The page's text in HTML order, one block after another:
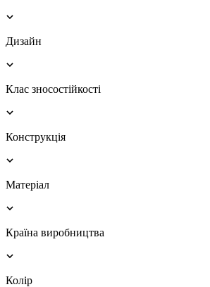
Дизайн
Клас зносостійкості
Конструкція
Матеріал
Країна виробництва
Колір